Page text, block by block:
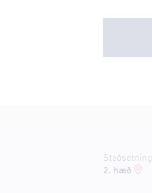
Staðsetning
2. hæð